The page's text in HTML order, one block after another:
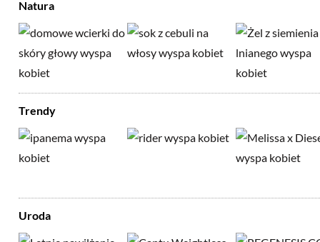
Natura
Trendy
Uroda